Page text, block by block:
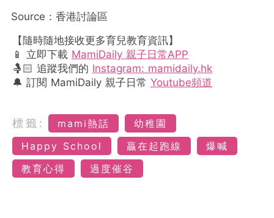
Source：香港討論區
【隨時隨地接收更多育兒教育資訊】
📱 立即下載 MamiDaily 親子日常APP
🤱🏻 追蹤我們的 Instagram: mamidaily.hk
🔔 訂閱 MamiDaily 親子日常 Youtube頻道
標籤: mami熱話
幼稚園
Happy School
贏在起跑線
爆喊
教育心得
過度催谷